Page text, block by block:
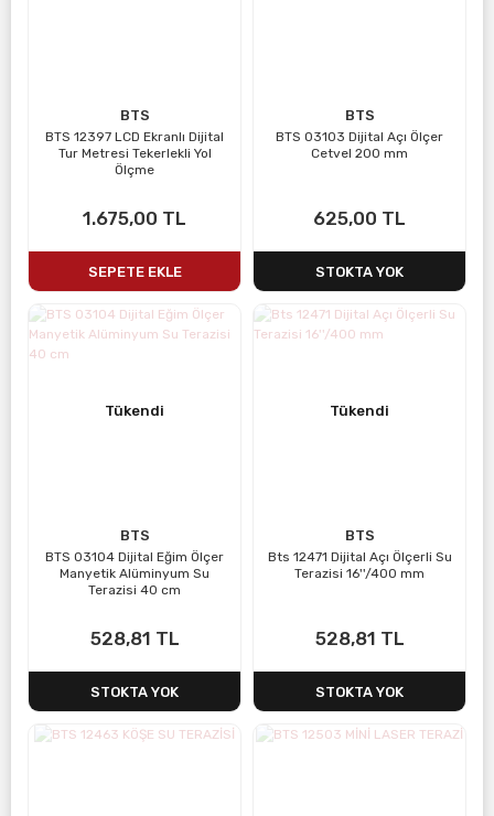
BTS
BTS 12397 LCD Ekranlı Dijital
Tur Metresi Tekerlekli Yol
Ölçme
1.675,00 TL
SEPETE EKLE
BTS
BTS 03103 Dijital Açı Ölçer
Cetvel 200 mm
625,00 TL
STOKTA YOK
Tükendi
BTS
BTS 03104 Dijital Eğim Ölçer
Manyetik Alüminyum Su
Terazisi 40 cm
528,81 TL
STOKTA YOK
Tükendi
BTS
Bts 12471 Dijital Açı Ölçerli Su
Terazisi 16''/400 mm
528,81 TL
STOKTA YOK